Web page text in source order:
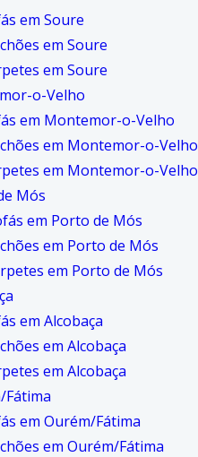
em Soure
em Soure
em Soure
o-Velho
em Montemor-o-Velho
em Montemor-o-Velho
em Montemor-o-Velho
Mós
em Porto de Mós
em Porto de Mós
em Porto de Mós
em Alcobaça
em Alcobaça
em Alcobaça
Fátima
em Ourém/Fátima
em Ourém/Fátima